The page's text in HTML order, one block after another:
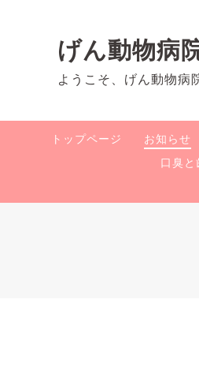
げん動物病
ようこそ、げん動物病
トップページ お知らせ
口臭と